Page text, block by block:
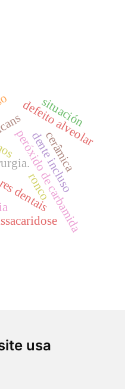
usa
dente incluso
dentais
peróxido de carbamida
defeito alveolar
situación
cerâmica
ronco